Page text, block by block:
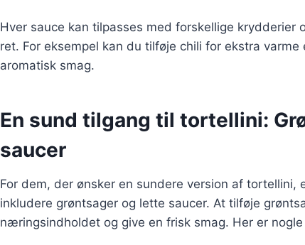
Hver sauce kan tilpasses med forskellige krydderier
ret. For eksempel kan du tilføje chili for ekstra
aromatisk smag.
En sund tilgang til tortellini:
saucer
For dem, der ønsker en sundere version af tortellini,
inkludere grøntsager og lette saucer. At tilføje
næringsindholdet og give en frisk smag. Her er